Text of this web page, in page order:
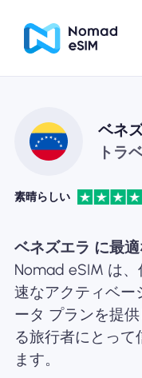
ログイン / サ
アップ
eSIMについて
ベネ
トラ
素晴らしい
ベネズエラ に最
Nomad eSIM は
速なアクティベー
ータ プランを提
る旅行者にとっ
ます。